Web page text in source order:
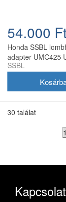
54.000 Ft
Honda SSBL
adapter UMC425
fűkaszákhoz
SSBL
30 találat
Kapcsolat